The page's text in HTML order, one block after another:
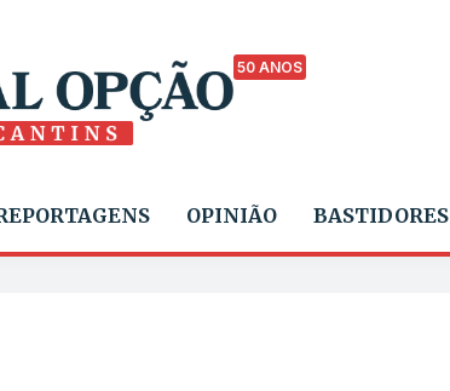
50 ANOS
OPINIÃO BASTIDORES